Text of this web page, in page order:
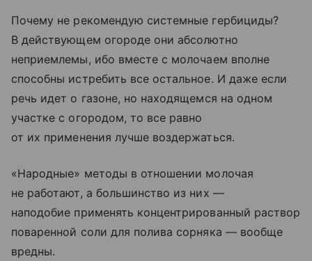
Почему не рекомендую системные гербициды?
В действующем огороде они абсолютно
неприемлемы, ибо вместе с молочаем вполне
способны истребить все остальное. И даже если
речь идет о газоне, но находящемся на одном
участке с огородом, то все равно
от их применения лучше воздержаться.
«Народные» методы в отношении молочая
не работают, а большинство из них —
наподобие применять концентрированный раствор
поваренной соли для полива сорняка — вообще
вредны.